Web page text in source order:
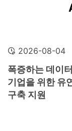
2026-08-04
폭증하는 데이
기업을 위한 유
구축 지원